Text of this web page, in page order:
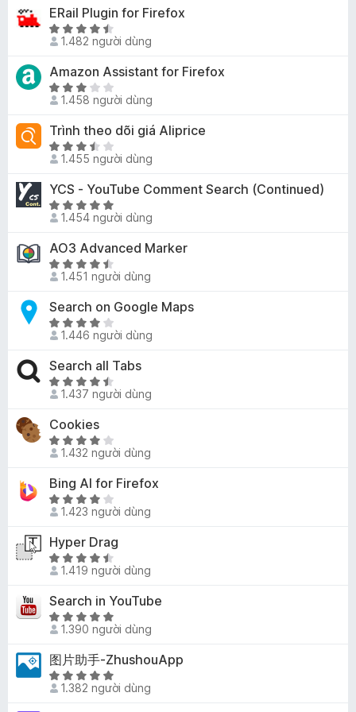
5
n
g
s
5
o
n
s
ố
5
g
4
,
t
r
n
g
s
5
p
h
ạ
g
4
,
r
n
g
s
5
ERail Plugin for Firefox
X
ế
p
h
ạ
g
4
,
r
n
g
s
5
1.482 người dùng
Amazon Assistant for Firefox
X
ế
p
h
ạ
g
3
,
t
r
n
g
s
5
1.458 người dùng
Trình theo dõi giá Aliprice
X
ế
p
h
ạ
g
3
,
t
r
n
g
s
5
1.455 người dùng
YCS - YouTube Comment Search (Continued)
X
ế
p
h
ạ
g
4
,
t
r
n
g
s
5
1.454 người dùng
AO3 Advanced Marker
X
ế
p
h
ạ
g
4
,
t
r
n
g
s
5
1.451 người dùng
Search on Google Maps
X
ế
p
h
ạ
g
4
,
t
r
n
g
s
5
1.446 người dùng
Search all Tabs
X
ế
p
h
ạ
g
4
,
t
r
n
g
s
5
1.437 người dùng
Cookies
X
ế
p
h
ạ
g
3
,
t
r
n
g
s
1.432 người dùng
Bing AI for Firefox
X
ế
p
h
ạ
g
3
,
8
t
r
1.423 người dùng
Hyper Drag
X
ế
p
h
ạ
g
4
,
1.419 người dùng
Search in YouTube
X
ế
p
h
ạ
1.390 người dùng
图片助手-ZhushouApp
X
ế 1.382 người dùng